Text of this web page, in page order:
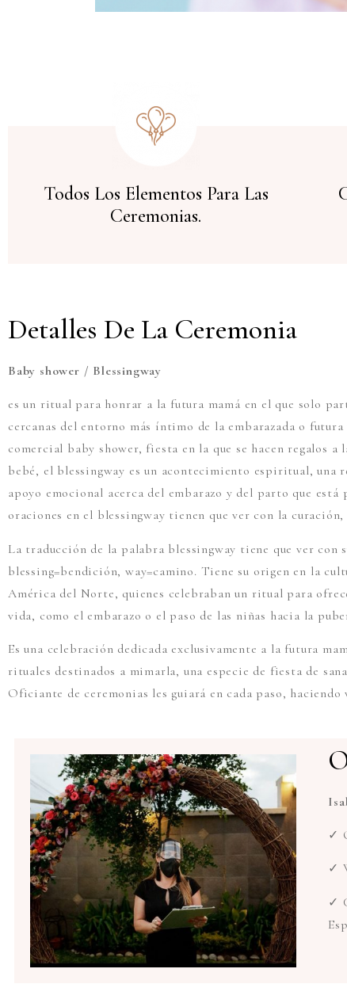
Todos Los Elementos Para Las
Ceremonias.
Detalles De La Ceremonia
Baby shower / Blessingway
esun ritual para honrar a la futura mamá en el que solo
cercanas del entorno más íntimo de la embarazada o
comercial baby shower, fiesta en la que se hacen regalos a
bebé, el blessingway es un acontecimiento espiritual, una
apoyo emocional acerca del embarazo y del parto que
oraciones en el blessingway tienen que ver con la
La traducción de la palabra blessingway tiene que ver con
blessing=bendición, way=camino. Tiene su origen en la
América del Norte, quienes celebraban un ritual para
vida, como el embarazo o el paso de las niñas hacia la
Es una celebración dedicada exclusivamente a la futura
rituales destinados a mimarla, una especie de fiesta de
Oficiante de ceremonias les guiará en cada paso, haciendo
✓
✓
✓